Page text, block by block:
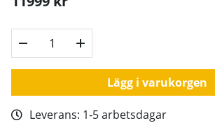
Lägg i varukorgen
Leverans: 1-5 arbetsdagar